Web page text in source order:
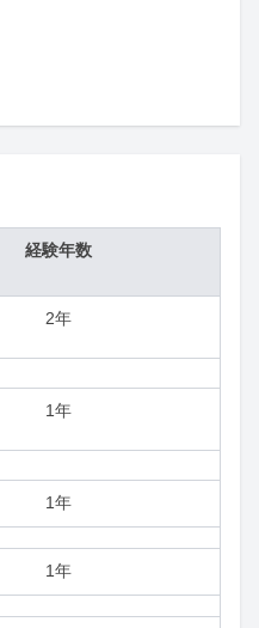
経験年数
2年
1年
1年
1年